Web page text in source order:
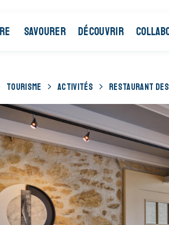
SAVOURER DÉCOUVRIR
TOURISME ACTIVITÉS RESTAURANT